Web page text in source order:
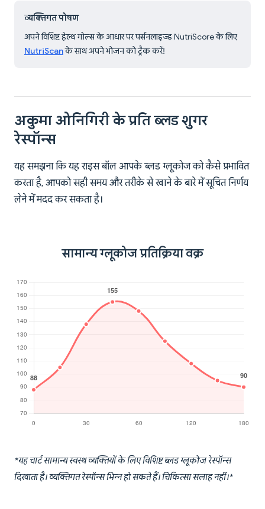
व्यक्तिगत पोषण
अपने विशिष्ट हेल्थ गोल्स के आधार पर पर्सनलाइज्ड NutriScore के लिए
NutriScanके साथ अपने भोजन को ट्रैक करें!
अकुमा ओनिगिरी के प्रति ब्लड शुगर
रेस्पॉन्स
यह समझना कि यह राइस बॉल आपके ब्लड ग्लूकोज को कैसे प्रभावित
करता है, आपको सही समय और तरीके से खाने के बारे में सूचित निर्णय
लेने में मदद कर सकता है।
सामान्य ग्लूकोज प्रतिक्रिया वक्र
*यह चार्ट सामान्य स्वस्थ व्यक्तियों के लिए विशिष्ट ब्लड ग्लूकोज रेस्पॉन्स
दिखाता है। व्यक्तिगत रेस्पॉन्स भिन्न हो सकते हैं। चिकित्सा सलाह नहीं।*